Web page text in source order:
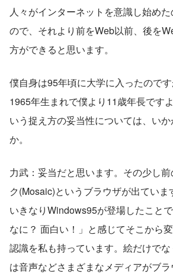
人々がインターネットを意識し始め
ので、それより前をWeb以前、後を
方ができると思います。
僕自身は95年頃に大学に入ったので
1965年生まれで僕より11歳年長です
いう捉え方の妥当性については、い
か。
力武：妥当だと思います。その少し
ク(Mosaic)というブラウザが出てい
いきなりWindows95が登場したこと
なに？ 面白い！」と感じてそこから
認識を私も持っています。絵だけで
は音声などさまざまなメディアがブ